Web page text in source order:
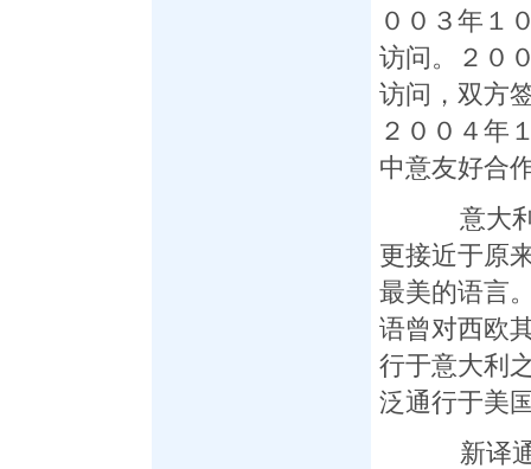
００３年１
访问。２０
访问，双方
２００４年
中意友好合
意大利
更接近于原
最美的语言
语曾对西欧
行于意大利
泛通行于美
新译通